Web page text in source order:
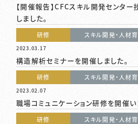
【開催報告】CFCスキル開発センタ
しました。
研修 スキル開発・人材
2023.03.17
構造解析セミナーを開催しました。
研修 スキル開発・人材
2023.02.07
職場コミュニケーション研修を開催い
研修 スキル開発・人材